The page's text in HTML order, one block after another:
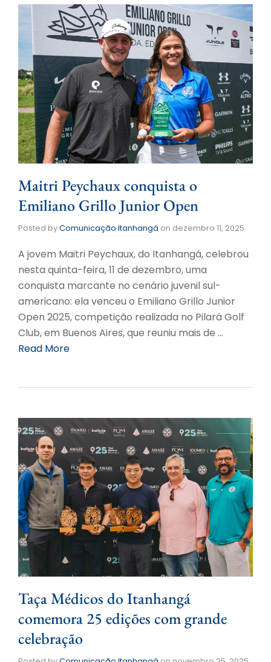
Maitri Peychaux conquista o
Emiliano Grillo Junior Open
Posted byComunicação Itanhangá on dezembro 11, 2025
A jovem Maitri Peychaux, do Itanhangá, celebrou
nesta quinta-feira, 11 de dezembro, uma
conquista marcante no cenário juvenil sul-
americano: ela venceu o Emiliano Grillo Junior
Open 2025, competição realizada no Pilará Golf
Club, em Buenos Aires, que reuniu mais de …
Read More
Taça Médicos do Itanhangá
comemora 25 edições com grande
celebração